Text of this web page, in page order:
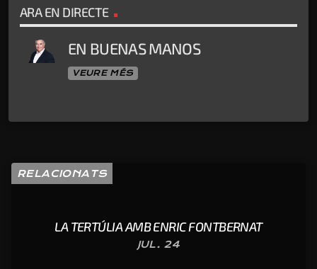
ARA EN DIRECTE
EN BUENAS MANOS
VEURE MÉS
RELACIONATS
LA TERTÚLIA AMB ENRIC FONTBERNAT
JUL. 24